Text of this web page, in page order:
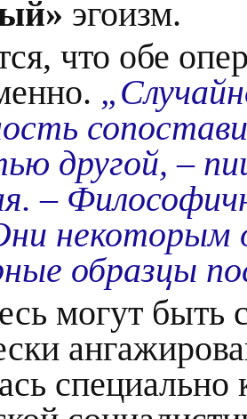
эгоизм.
что обе
другой, –
–
некоторым
образцы
могут быть